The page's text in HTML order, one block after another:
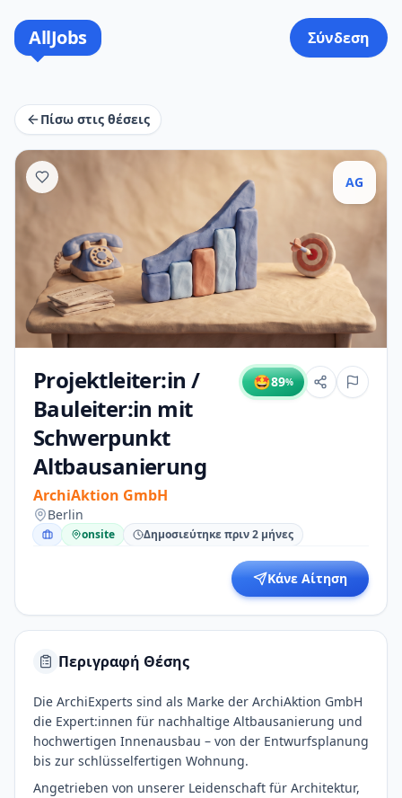
AllJobs Σύνδεση
Πίσω στις θέσεις
AG
Projektleiter:in /
Bauleiter:in mit
Schwerpunkt
Altbausanierung
ArchiAktion GmbH
🤩89%
Berlin
onsite Δημοσιεύτηκε πριν 2 μήνες
Κάνε Αίτηση
Περιγραφή Θέσης
Die ArchiExperts sind als Marke der ArchiAktion GmbH
die Expert:innen für nachhaltige Altbausanierung und
hochwertigen Innenausbau – von der Entwurfsplanung
bis zur schlüsselfertigen Wohnung.
Angetrieben von unserer Leidenschaft für Architektur,